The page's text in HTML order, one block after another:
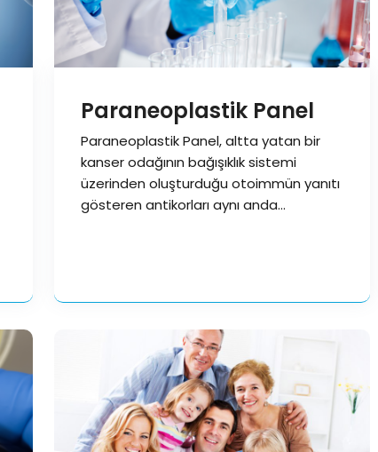
Paraneoplastik Panel
Paraneoplastik Panel, altta yatan bir
kanser odağının bağışıklık sistemi
üzerinden oluşturduğu otoimmün yanıtı
gösteren antikorları aynı anda